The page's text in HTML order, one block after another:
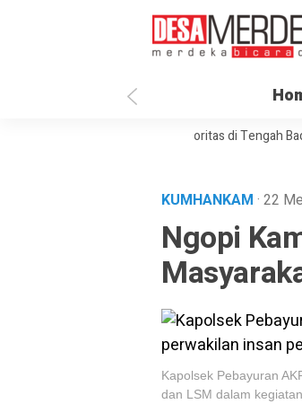
Paenre Lompoe Merajut Prioritas di Tengah Badai
KUMHANKAM · 22
Ngopi
Kapolsek Pebayuran
dan LSM dalam